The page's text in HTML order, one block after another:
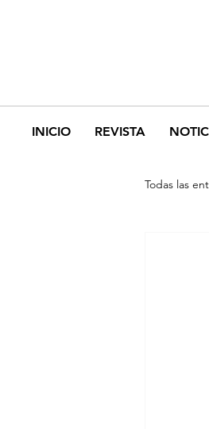
INICIO REVISTA
Todas las